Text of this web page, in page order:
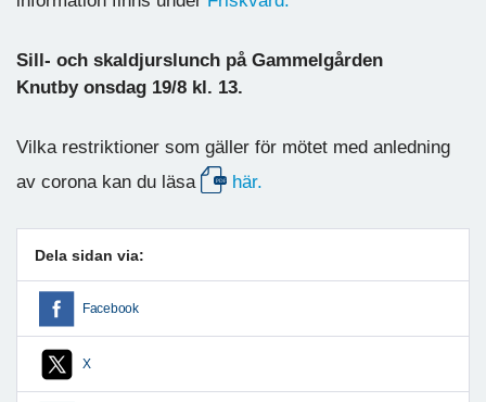
Sill- och skaldjurslunch på Gammelgården
Knutby onsdag 19/8 kl. 13.
Vilka restriktioner som gäller för mötet med anledning
av corona kan du läsa
här.
Dela sidan via:
Facebook
X